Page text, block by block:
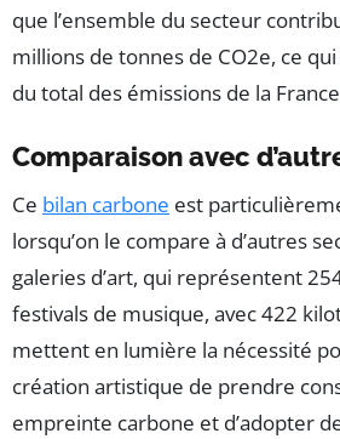
que l’ensemble du secteur
millions de tonnes de CO2e, ce
du total des émissions de la
Comparaison avec
Ce bilan carbone est
lorsqu’on le compare à d’autres
galeries d’art, qui représentent
festivals de musique, avec 422
mettent en lumière la nécessité
création artistique de prendre
empreinte carbone et d’adopter